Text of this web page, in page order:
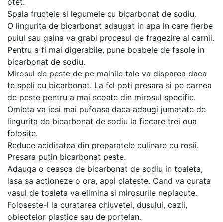
otet.
Spala fructele si legumele cu bicarbonat de sodiu.
O lingurita de bicarbonat adaugat in apa in care fierbe
puiul sau gaina va grabi procesul de fragezire al carnii.
Pentru a fi mai digerabile, pune boabele de fasole in
bicarbonat de sodiu.
Mirosul de peste de pe mainile tale va disparea daca
te speli cu bicarbonat. La fel poti presara si pe carnea
de peste pentru a mai scoate din mirosul specific.
Omleta va iesi mai pufoasa daca adaugi jumatate de
lingurita de bicarbonat de sodiu la fiecare trei oua
folosite.
Reduce aciditatea din preparatele culinare cu rosii.
Presara putin bicarbonat peste.
Adauga o ceasca de bicarbonat de sodiu in toaleta,
lasa sa actioneze o ora, apoi clateste. Cand va curata
vasul de toaleta va elimina si mirosurile neplacute.
Foloseste-l la curatarea chiuvetei, dusului, cazii,
obiectelor plastice sau de portelan.